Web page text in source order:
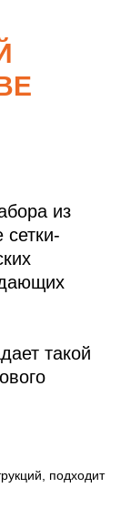
из
сетки-
такой
подходит